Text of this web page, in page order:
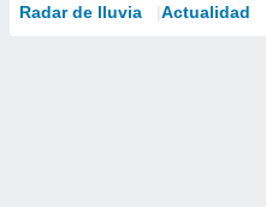
Radar de lluvia Actualidad